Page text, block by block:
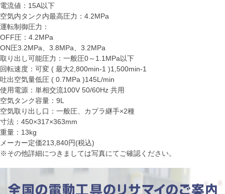
電流値：15A以下
空気内タンク内最高圧力：4.2MPa
運転制御圧力：
OFF圧：4.2MPa
ON圧3.2MPa、3.8MPa、3.2MPa
取り出し可能圧力：一般圧0～1.1MPa以下
回転速度：可変 ( 最大2,800min-1 )1,500min-1
吐出空気量低圧 ( 0.7MPa )145L/min
使用電源：単相交流100V 50/60Hz 共用
空気タンク容量：9L
空気取り出し口：一般圧、カプラ継手×2種
寸法：450×317×363mm
重量：13kg
メーカー定価213,840円(税込)
※その他詳細につきましては写真にてご確認ください。